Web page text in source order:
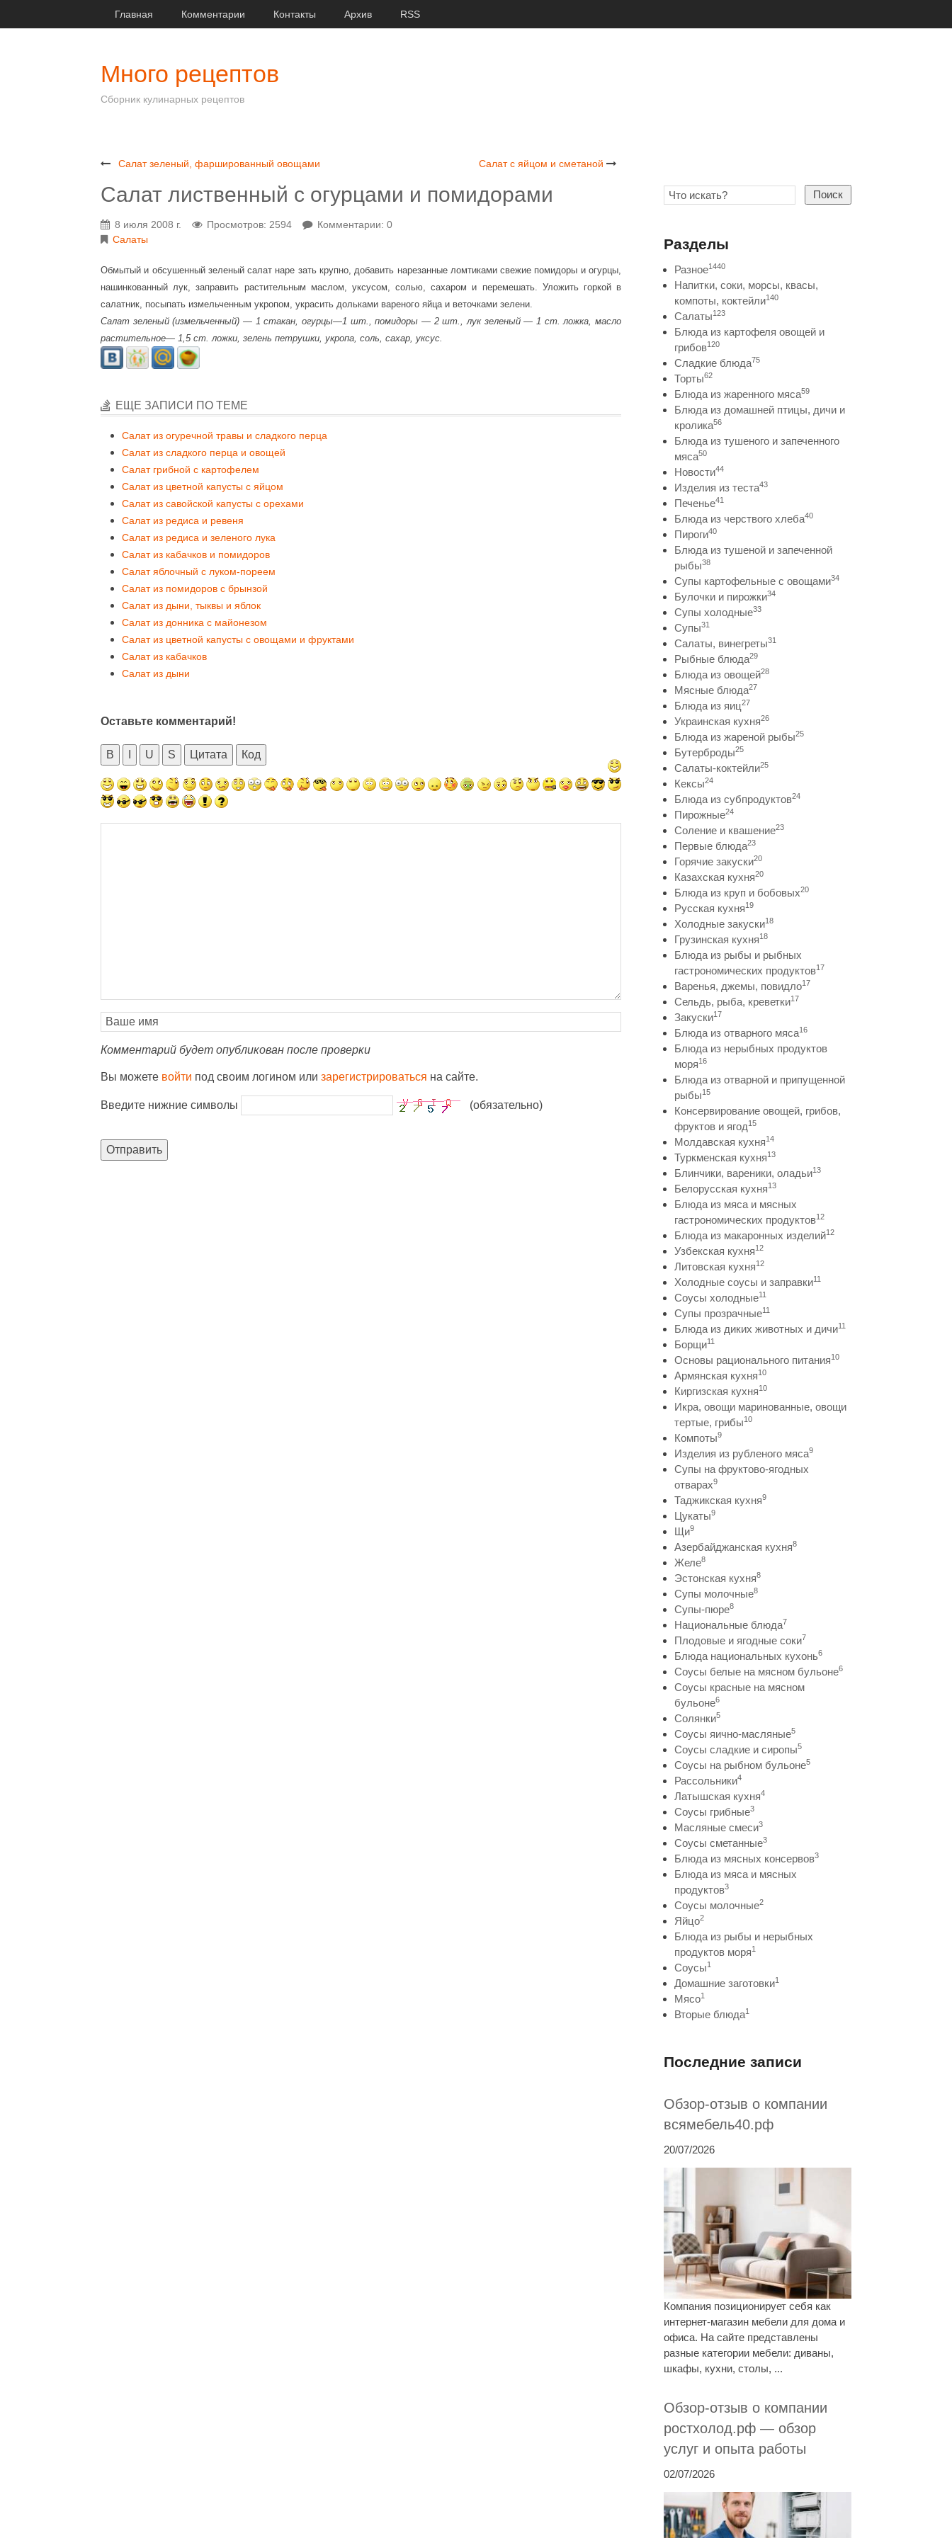
Главная Комментарии Контакты Архив RSS
Много рецептов
Сборник кулинарных рецептов
Салат зеленый, фаршированный овощами Салат с яйцом и сметаной
Салат лиственный с огурцами и помидорами
8 июля 2008 г. Просмотров: 2594
Комментарии: 0
Салаты
Обмытый и обсушенный зеленый салат наре зать крупно, добавить нарезанные ломтиками свежие помидоры и огурцы,
нашинкованный лук, заправить растительным маслом, уксусом, солью, сахаром и перемешать. Уложить горкой в
салатник, посыпать измельченным укропом, украсить дольками вареного яйца и веточками зелени.
Салат зеленый (измельченный) — 1 стакан, огурцы—1 шт., помидоры — 2 шт., лук зеленый — 1 ст. ложка, масло
растительное— 1,5 ст. ложки, зелень петрушки, укропа, соль, сахар, уксус.
ЕЩЕ ЗАПИСИ ПО ТЕМЕ
Салат из огуречной травы и сладкого перца
Салат из сладкого перца и овощей
Салат грибной с картофелем
Салат из цветной капусты с яйцом
Салат из савойской капусты с орехами
Салат из редиса и ревеня
Салат из редиса и зеленого лука
Салат из кабачков и помидоров
Салат яблочный с луком-пореем
Салат из помидоров с брынзой
Салат из дыни, тыквы и яблок
Салат из донника с майонезом
Салат из цветной капусты с овощами и фруктами
Салат из кабачков
Салат из дыни
Оставьте комментарий!
B U S Цитата Код
Комментарий будет опубликован после проверки
Вы можете войти под своим логином или зарегистрироваться на сайте.
Введите нижние символы (обязательно)
Отправить
Поиск
Разделы
Разное1440
Напитки, соки, морсы, квасы,
компоты, коктейли140
Салаты123
Блюда из картофеля овощей и
грибов120
Сладкие блюда75
Торты62
Блюда из жаренного мяса59
Блюда из домашней птицы, дичи и
кролика56
Блюда из тушеного и запеченного
мяса50
Новости44
Изделия из теста43
Печенье41
Блюда из черствого хлеба40
Пироги40
Блюда из тушеной и запеченной
рыбы38
Супы картофельные с овощами34
Булочки и пирожки34
Супы холодные33
Супы31
Салаты, винегреты31
Рыбные блюда29
Блюда из овощей28
Мясные блюда27
Блюда из яиц27
Украинская кухня26
Блюда из жареной рыбы25
Бутерброды25
Салаты-коктейли25
Кексы24
Блюда из субпродуктов24
Пирожные24
Соление и квашение23
Первые блюда23
Горячие закуски20
Казахская кухня20
Блюда из круп и бобовых20
Русская кухня19
Холодные закуски18
Грузинская кухня18
Блюда из рыбы и рыбных
гастрономических продуктов17
Варенья, джемы, повидло17
Сельдь, рыба, креветки17
Закуски17
Блюда из отварного мяса16
Блюда из нерыбных продуктов
моря16
Блюда из отварной и припущенной
рыбы15
Консервирование овощей, грибов,
фруктов и ягод15
Молдавская кухня14
Туркменская кухня13
Блинчики, вареники, оладьи13
Белорусская кухня13
Блюда из мяса и мясных
гастрономических продуктов12
Блюда из макаронных изделий12
Узбекская кухня12
Литовская кухня12
Холодные соусы и заправки11
Соусы холодные11
Супы прозрачные11
Блюда из диких животных и дичи11
Борщи11
Основы рационального питания10
Армянская кухня10
Киргизская кухня10
Икра, овощи маринованные, овощи
тертые, грибы10
Компоты9
Изделия из рубленого мяса9
Супы на фруктово-ягодных
отварах9
Таджикская кухня9
Цукаты9
Щи9
Азербайджанская кухня8
Желе8
Эстонская кухня8
Супы молочные8
Супы-пюре8
Национальные блюда7
Плодовые и ягодные соки7
Блюда национальных кухонь6
Соусы белые на мясном бульоне6
Соусы красные на мясном
бульоне6
Солянки5
Соусы яично-масляные5
Соусы сладкие и сиропы5
Соусы на рыбном бульоне5
Рассольники4
Латышская кухня4
Соусы грибные3
Масляные смеси3
Соусы сметанные3
Блюда из мясных консервов3
Блюда из мяса и мясных
продуктов3
Соусы молочные2
Яйцо2
Блюда из рыбы и нерыбных
продуктов моря1
Соусы1
Домашние заготовки1
Мясо1
Вторые блюда1
Последние записи
Обзор-отзыв о компании
всямебель40.рф
20/07/2026
Компания позиционирует себя как
интернет-магазин мебели для дома и
офиса. На сайте представлены
разные категории мебели: диваны,
шкафы, кухни, столы, ...
Обзор-отзыв о компании
ростхолод.рф — обзор
услуг и опыта работы
02/07/2026